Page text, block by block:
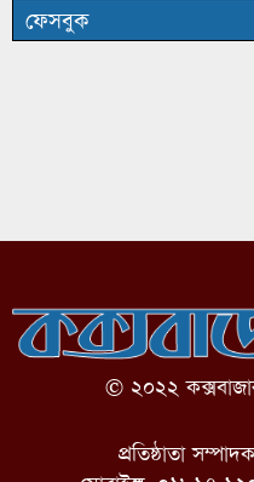
ফেসবুক
© ২০২২ কক্সবাজার
প্রতিষ্ঠাতা